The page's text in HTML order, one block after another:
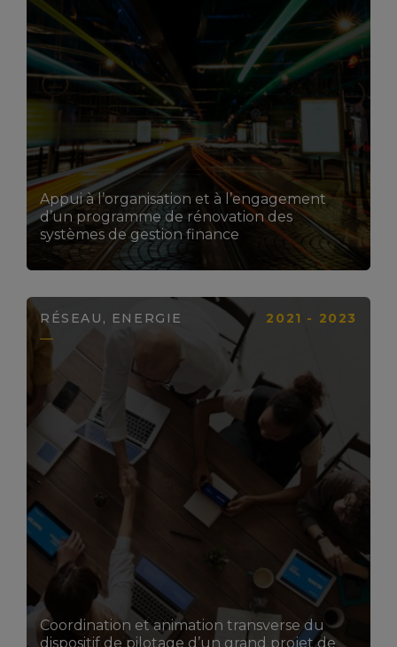
Appui à l’organisation et à l’engagement
d’un programme de rénovation des
systèmes de gestion finance
RÉSEAU, ENERGIE 2021 - 2023
Coordination et animation transverse du
dispositif de pilotage d’un grand projet de
LIRE LA SUITE